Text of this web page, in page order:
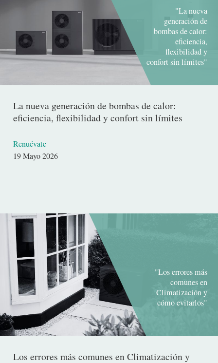
"La nueva
generación de
bombas de calor:
eficiencia,
flexibilidad y
confort sin límites"
La nueva generación de bombas de calor:
eficiencia, flexibilidad y confort sin límites
Renuévate
Fecha19 Mayo 2026
"Los errores más
comunes en
Climatización y
cómo evitarlos"
Los errores más comunes en Climatización y